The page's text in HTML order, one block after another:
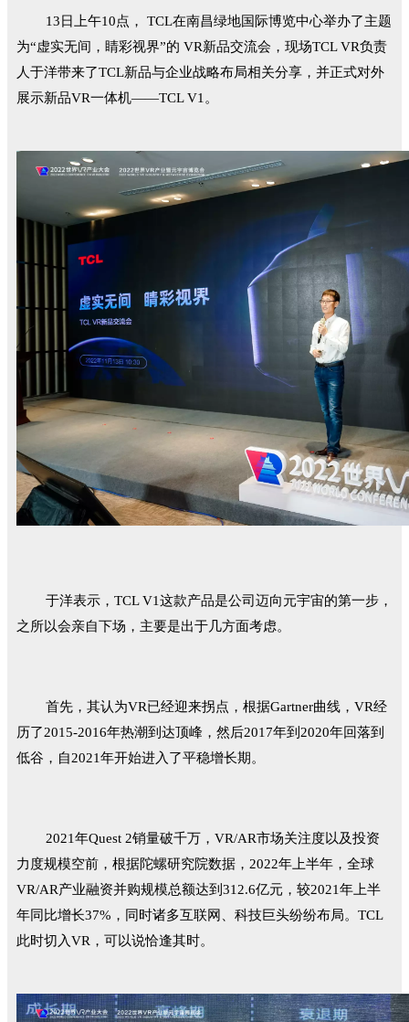
13日上午10点， TCL在南昌绿地国际博览中心举办了主题
为“虚实无间，睛彩视界”的 VR新品交流会，现场TCL VR负责
人于洋带来了TCL新品与企业战略布局相关分享，并正式对外
展示新品VR一体机——TCL V1。
于洋表示，TCL V1这款产品是公司迈向元宇宙的第一步，
之所以会亲自下场，主要是出于几方面考虑。
首先，其认为VR已经迎来拐点，根据Gartner曲线，VR经
历了2015-2016年热潮到达顶峰，然后2017年到2020年回落到
低谷，自2021年开始进入了平稳增长期。
2021年Quest 2销量破千万，VR/AR市场关注度以及投资
力度规模空前，根据陀螺研究院数据，2022年上半年，全球
VR/AR产业融资并购规模总额达到312.6亿元，较2021年上半
年同比增长37%，同时诸多互联网、科技巨头纷纷布局。TCL
此时切入VR，可以说恰逢其时。